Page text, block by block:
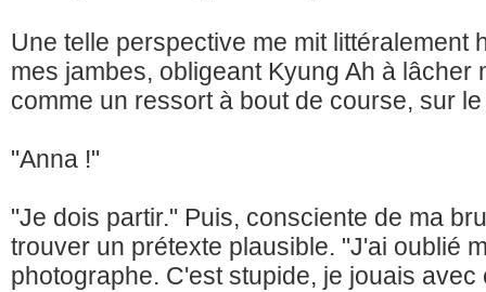
Une telle perspective me mit littéralement
mes jambes, obligeant Kyung Ah à lâcher
comme un ressort à bout de course, sur
"Anna !"
"Je dois partir." Puis, consciente de ma
trouver un prétexte plausible. "J'ai oublié
photographe. C'est stupide, je jouais avec